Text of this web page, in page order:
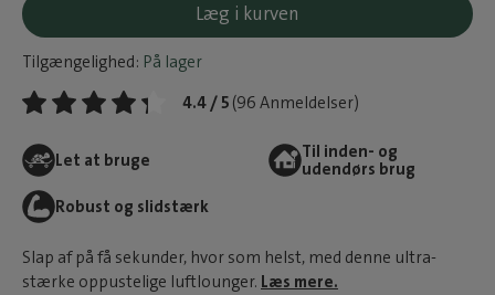
Læg i kurven
Tilgængelighed: På lager
4.4 / 5 (96 Anmeldelser)
Let at bruge
Til inden- og
udendørs brug
Robust og slidstærk
Slap af på få sekunder, hvor som helst, med denne ultra-
stærke oppustelige luftlounger. Læs mere.